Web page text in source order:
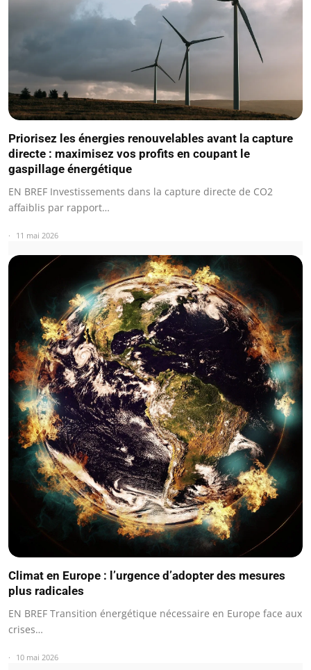
Priorisez les énergies renouvelables avant la capture
directe : maximisez vos profits en coupant le
gaspillage énergétique
EN BREF Investissements dans la capture directe de CO2
affaiblis par rapport…
11 mai 2026
Climat en Europe : l’urgence d’adopter des mesures
plus radicales
EN BREF Transition énergétique nécessaire en Europe face aux
crises…
10 mai 2026